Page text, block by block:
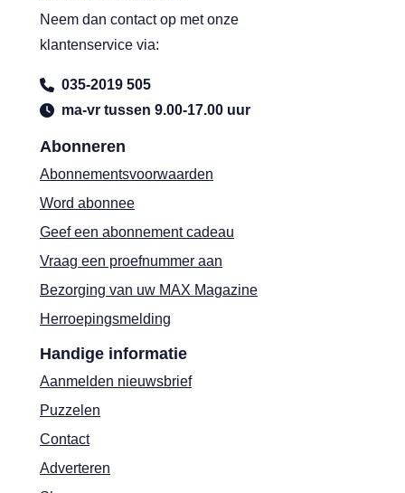
Abonneren
Abonnementsvoorwaarden
Word abonnee
Geef een abonnement cadeau
Vraag een proefnummer aan
Bezorging van uw MAX Magazine
Herroepingsmelding
Handige informatie
Aanmelden nieuwsbrief
Puzzelen
Contact
Adverteren
Neem dan contact op met onze
klantenservice via:
035-2019 505
ma-vr tussen 9.00-17.00 uur